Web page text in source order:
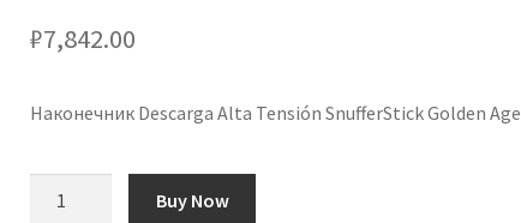
₽7,842.00
Наконечник Descarga Alta Tensión SnufferStick Golden Age
Buy Now